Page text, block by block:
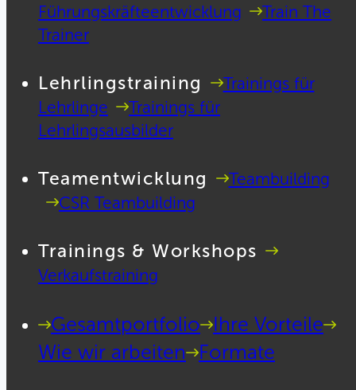
Führungskräfteentwicklung
Train The
Trainer
Lehrlingstraining
Trainings für
Lehrlinge
Trainings für
Lehrlingsausbilder
Teamentwicklung
Teambuilding
CSR Teambuilding
Trainings & Workshops
Verkaufstraining
Gesamtportfolio
Ihre Vorteile
Wie wir arbeiten
Formate